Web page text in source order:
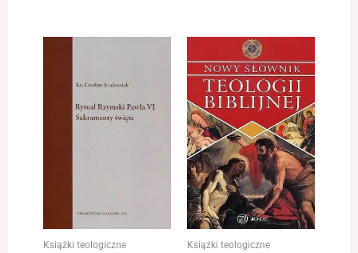
Książki teologiczne Książki teologiczne